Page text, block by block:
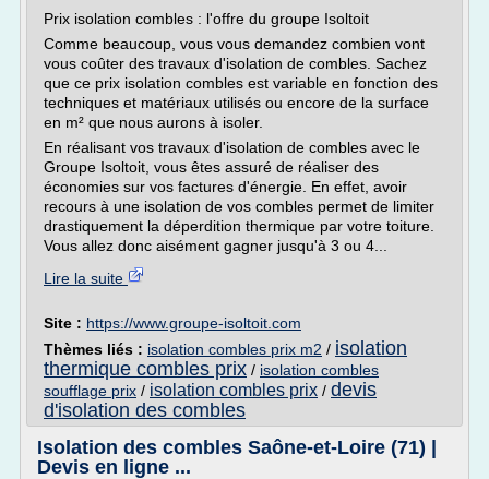
Prix isolation combles : l'offre du groupe Isoltoit
Comme beaucoup, vous vous demandez combien vont
vous coûter des travaux d'isolation de combles. Sachez
que ce prix isolation combles est variable en fonction des
techniques et matériaux utilisés ou encore de la surface
en m² que nous aurons à isoler.
En réalisant vos travaux d'isolation de combles avec le
Groupe Isoltoit, vous êtes assuré de réaliser des
économies sur vos factures d'énergie. En effet, avoir
recours à une isolation de vos combles permet de limiter
drastiquement la déperdition thermique par votre toiture.
Vous allez donc aisément gagner jusqu'à 3 ou 4...
Lire la suite
Site : https://www.groupe-isoltoit.com
Thèmes liés : isolation combles prix m2 / isolation
thermique combles prix / isolation combles
soufflage prix / isolation combles prix / devis
d'isolation des combles
Isolation des combles Saône-et-Loire (71) |
Devis en ligne ...